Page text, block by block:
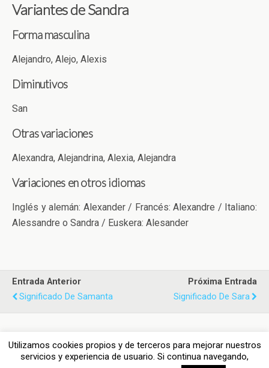
Variantes de Sandra
Forma masculina
Alejandro, Alejo, Alexis
Diminutivos
San
Otras variaciones
Alexandra, Alejandrina, Alexia, Alejandra
Variaciones en otros idiomas
Inglés y alemán: Alexander / Francés: Alexandre / Italiano:
Alessandre o Sandra / Euskera: Alesander
Entrada Anterior
Significado De Samanta
Próxima Entrada
Significado De Sara
Volver arriba
Utilizamos cookies propios y de terceros para mejorar nuestros
servicios y experiencia de usuario. Si continua navegando,